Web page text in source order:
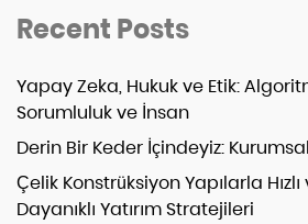
Recent Posts
Yapay Zeka, Hukuk ve Etik:
Sorumluluk ve İnsan
Derin Bir Keder İçindeyiz:
Çelik Konstrüksiyon Yapılarla
Dayanıklı Yatırım Stratejileri